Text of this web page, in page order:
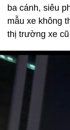
ba cánh, siêu
mẫu xe không
thị trường xe